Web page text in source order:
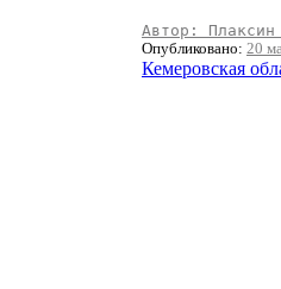
Автор: Плаксин
Опубликовано: 20
Кемеровская